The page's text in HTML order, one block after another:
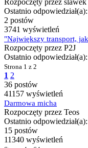
Ostatnio
2 postów
3741 wyświetleń
"Największy transport,
Rozpoczęty przez P2J
Ostatnio
Strona 1 z 2
1 2
36 postów
41157 wyświetleń
Darmowa micha
Rozpoczęty przez Teos
Ostatnio
15 postów
11340 wyświetleń